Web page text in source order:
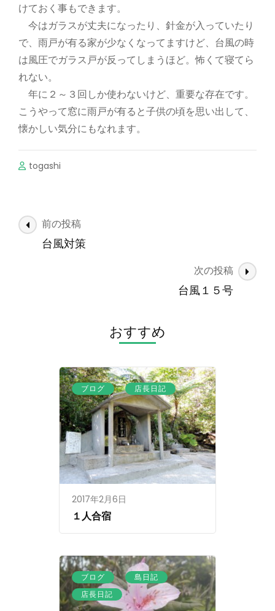
けておく事もできます。
今はガラスが丈夫になったり、針金が入っていたり
で、雨戸が有る家が少なくなってますけど、台風の時
は風圧でガラス戸が反ってしまうほど。怖くて寝てら
れない。
年に２～３回しか使わないけど、重要な存在です。
こうやって窓に雨戸が有ると子供の頃を思い出して、
懐かしい気分にもなれます。
togashi
投
稿
前の投稿
台風対策
次の投稿
台風１５号
おすすめ
ブログ 、 店長日記
2017年2月6日
１人合宿
ブログ 、 島日記 、
店長日記